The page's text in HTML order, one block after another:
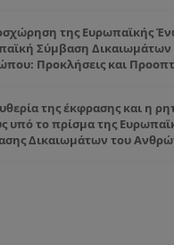
της Ευρωπαϊκής
Σύμβαση Δικαιωμάτων
Προκλήσεις και
της έκφρασης και η
υπό το πρίσμα της
Δικαιωμάτων του